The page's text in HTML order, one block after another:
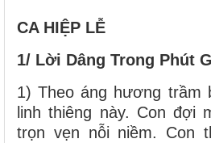
CA HIỆP LỄ
1/ Lời Dâng Trong Phút
1) Theo áng hương trầm
linh thiêng này. Con đợi
trọn vẹn nỗi niềm. Con